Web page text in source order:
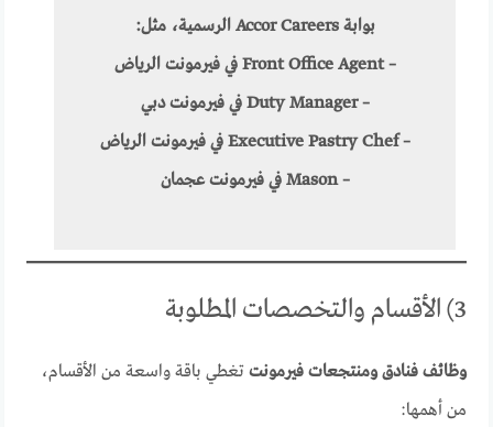
بوابة Accor Careers الرسمية، مثل:
–
Front Office Agent في فيرمونت الرياض
–
Duty Manager في فيرمونت دبي
–
Executive Pastry Chef في فيرمونت الرياض
–
Mason في فيرمونت عجمان
3) الأقسام والتخصصات المطلوبة
وظائف فنادق ومنتجعات فيرمونت تغطي باقة واسعة من الأقسام،
من أهمها: